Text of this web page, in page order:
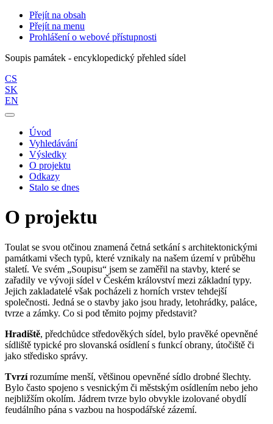
Přejít na obsah
Přejít na menu
Prohlášení o webové přístupnosti
Soupis památek - encyklopedický přehled sídel
CS
SK
EN
Úvod
Vyhledávání
Výsledky
O projektu
Odkazy
Stalo se dnes
O projektu
Toulat se svou otčinou znamená četná setkání s architektonickými
památkami všech typů, které vznikaly na našem území v průběhu
staletí. Ve svém „Soupisu“ jsem se zaměřil na stavby, které se
zařadily ve vývoji sídel v Českém království mezi základní typy.
Jejich zakladatelé však pocházeli z horních vrstev tehdejší
společnosti. Jedná se o stavby jako jsou hrady, letohrádky, paláce,
tvrze a zámky. Co si pod těmito pojmy představit?
Hradiště, předchůdce středověkých sídel, bylo pravěké opevněné
sídliště typické pro slovanská osídlení s funkcí obrany, útočiště či
jako středisko správy.
Tvrzírozumíme menší, většinou opevněné sídlo drobné šlechty.
Bylo často spojeno s vesnickým či městským osídlením nebo jeho
nejbližším okolím. Jádrem tvrze bylo obvykle izolované obydlí
feudálního pána s vazbou na hospodářské zázemí.